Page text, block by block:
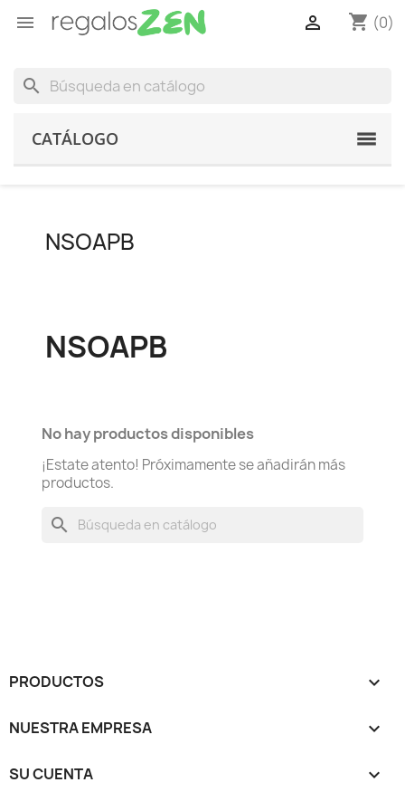
 shopping_cart (0)

search
CATÁLOGO
NSOAPB
NSOAPB
No hay productos disponibles
¡Estate atento! Próximamente se añadirán más
productos.
search
PRODUCTOS 
NUESTRA EMPRESA 
SU CUENTA 